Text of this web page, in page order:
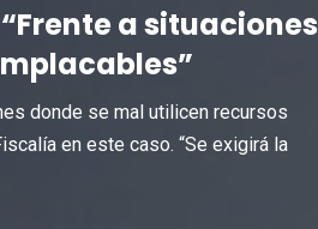
a situaciones
donde se mal utilicen recursos
en este caso. “Se exigirá la